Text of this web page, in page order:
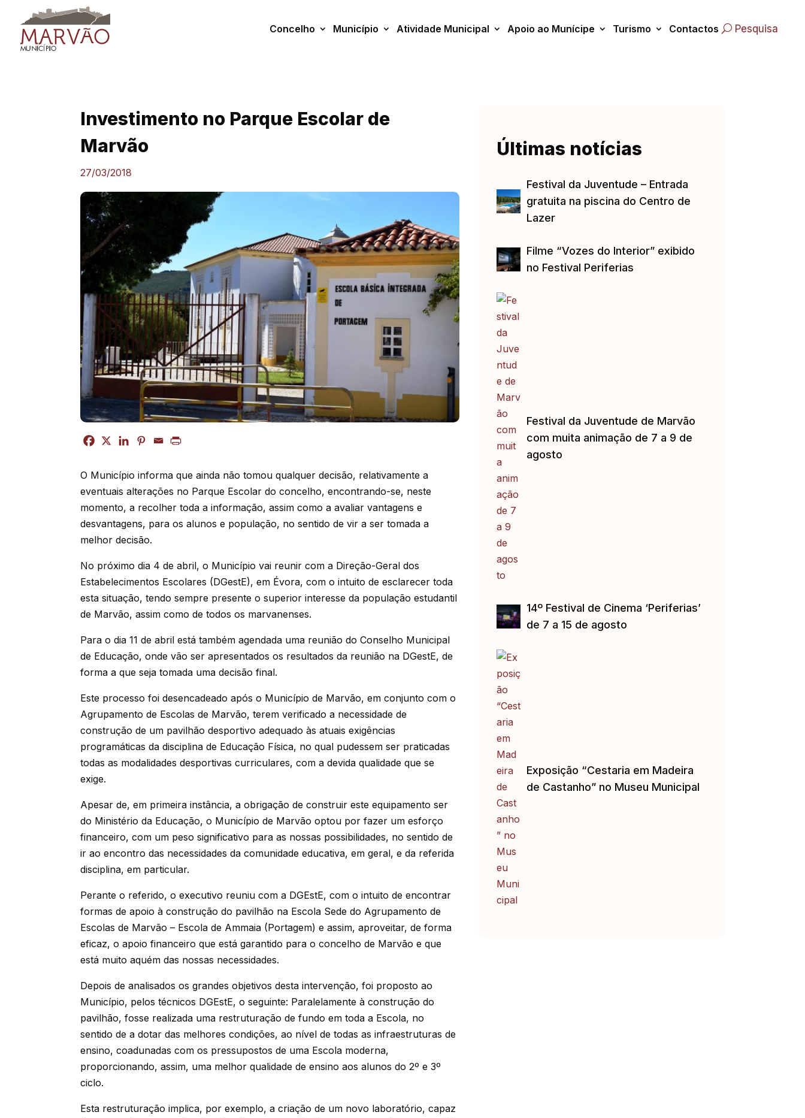
content
Concelho Município Atividade Municipal Apoio ao Munícipe Turismo Contactos Pesquisa
Investimento no Parque Escolar de
Marvão
27/03/2018
O Município informa que ainda não tomou qualquer decisão, relativamente a
eventuais alterações no Parque Escolar do concelho, encontrando-se, neste
momento, a recolher toda a informação, assim como a avaliar vantagens e
desvantagens, para os alunos e população, no sentido de vir a ser tomada a
melhor decisão.
No próximo dia 4 de abril, o Município vai reunir com a Direção-Geral dos
Estabelecimentos Escolares (DGestE), em Évora, com o intuito de esclarecer toda
esta situação, tendo sempre presente o superior interesse da população estudantil
de Marvão, assim como de todos os marvanenses.
Para o dia 11 de abril está também agendada uma reunião do Conselho Municipal
de Educação, onde vão ser apresentados os resultados da reunião na DGestE, de
forma a que seja tomada uma decisão final.
Este processo foi desencadeado após o Município de Marvão, em conjunto com o
Agrupamento de Escolas de Marvão, terem verificado a necessidade de
construção de um pavilhão desportivo adequado às atuais exigências
programáticas da disciplina de Educação Física, no qual pudessem ser praticadas
todas as modalidades desportivas curriculares, com a devida qualidade que se
exige.
Apesar de, em primeira instância, a obrigação de construir este equipamento ser
do Ministério da Educação, o Município de Marvão optou por fazer um esforço
financeiro, com um peso significativo para as nossas possibilidades, no sentido de
ir ao encontro das necessidades da comunidade educativa, em geral, e da referida
disciplina, em particular.
Perante o referido, o executivo reuniu com a DGEstE, com o intuito de encontrar
formas de apoio à construção do pavilhão na Escola Sede do Agrupamento de
Escolas de Marvão – Escola de Ammaia (Portagem) e assim, aproveitar, de forma
eficaz, o apoio financeiro que está garantido para o concelho de Marvão e que
está muito aquém das nossas necessidades.
Depois de analisados os grandes objetivos desta intervenção, foi proposto ao
Município, pelos técnicos DGEstE, o seguinte: Paralelamente à construção do
pavilhão, fosse realizada uma restruturação de fundo em toda a Escola, no
sentido de a dotar das melhores condições, ao nível de todas as infraestruturas de
ensino, coadunadas com os pressupostos de uma Escola moderna,
proporcionando, assim, uma melhor qualidade de ensino aos alunos do 2º e 3º
ciclo.
Esta restruturação implica, por exemplo, a criação de um novo laboratório, capaz
Últimas notícias
Festival da Juventude – Entrada
gratuita na piscina do Centro de
Lazer
Filme “Vozes do Interior” exibido
no Festival Periferias
Festival da Juventude de Marvão
com muita animação de 7 a 9 de
agosto
14º Festival de Cinema ‘Periferias’
de 7 a 15 de agosto
Exposição “Cestaria em Madeira
de Castanho” no Museu Municipal